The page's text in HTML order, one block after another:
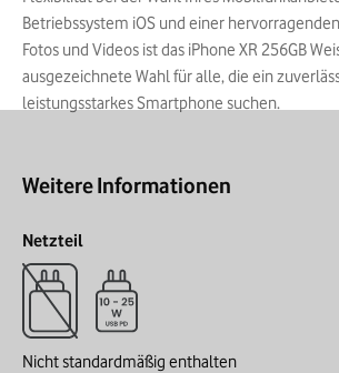
Betriebssystem iOS und einer
Fotos und Videos ist das iPhone XR 256GB
ausgezeichnete Wahl für alle, die ein
leistungsstarkes Smartphone suchen.
Weitere Informationen
Netzteil
Nicht standardmäßig enthalten